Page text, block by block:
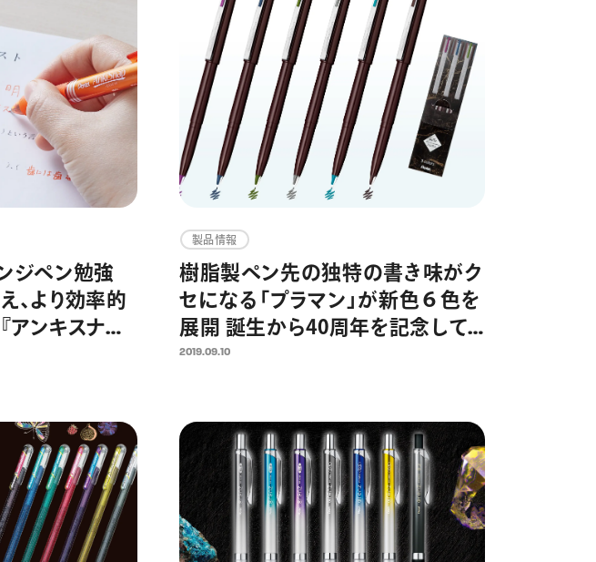
ジペン勉強
、より効率的
アンキスナッ
』を発売
製品情報
樹脂製ペン先の独特の書き味がク
セになる「プラマン」が新色６色を
展開 誕生から40周年を記念して
限定発売
2019.09.10